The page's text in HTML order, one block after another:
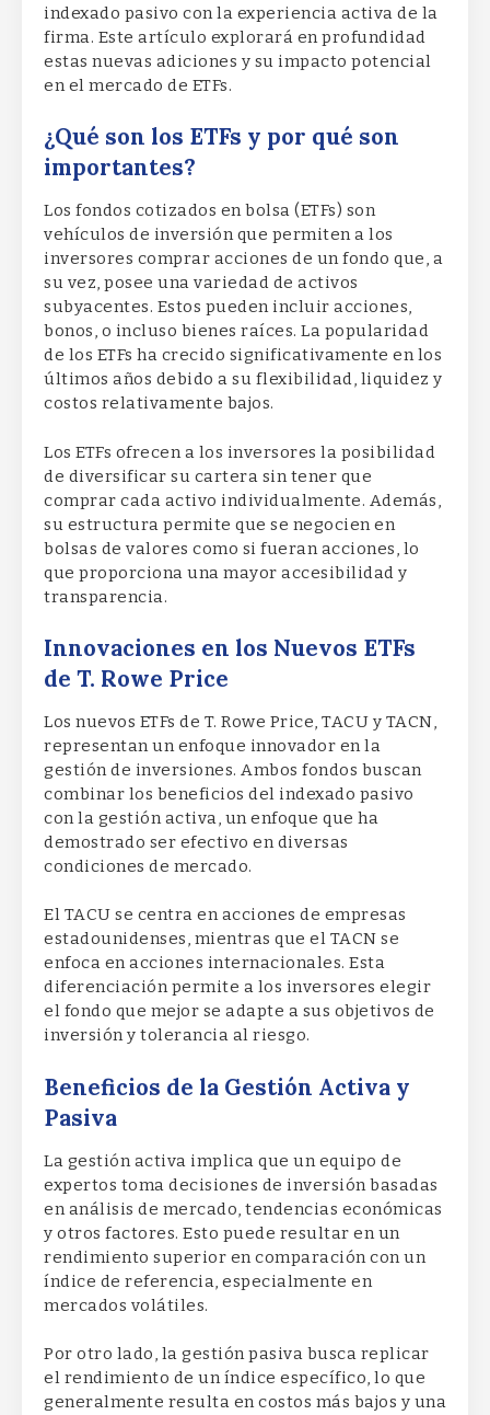
indexado pasivo con la experiencia activa de la
firma. Este artículo explorará en profundidad
estas nuevas adiciones y su impacto potencial
en el mercado de ETFs.
¿Qué son los ETFs y por qué son
importantes?
Los fondos cotizados en bolsa (ETFs) son
vehículos de inversión que permiten a los
inversores comprar acciones de un fondo que, a
su vez, posee una variedad de activos
subyacentes. Estos pueden incluir acciones,
bonos, o incluso bienes raíces. La popularidad
de los ETFs ha crecido significativamente en los
últimos años debido a su flexibilidad, liquidez y
costos relativamente bajos.
Los ETFs ofrecen a los inversores la posibilidad
de diversificar su cartera sin tener que
comprar cada activo individualmente. Además,
su estructura permite que se negocien en
bolsas de valores como si fueran acciones, lo
que proporciona una mayor accesibilidad y
transparencia.
Innovaciones en los Nuevos ETFs
de T. Rowe Price
Los nuevos ETFs de T. Rowe Price, TACU y TACN,
representan un enfoque innovador en la
gestión de inversiones. Ambos fondos buscan
combinar los beneficios del indexado pasivo
con la gestión activa, un enfoque que ha
demostrado ser efectivo en diversas
condiciones de mercado.
El TACU se centra en acciones de empresas
estadounidenses, mientras que el TACN se
enfoca en acciones internacionales. Esta
diferenciación permite a los inversores elegir
el fondo que mejor se adapte a sus objetivos de
inversión y tolerancia al riesgo.
Beneficios de la Gestión Activa y
Pasiva
La gestión activa implica que un equipo de
expertos toma decisiones de inversión basadas
en análisis de mercado, tendencias económicas
y otros factores. Esto puede resultar en un
rendimiento superior en comparación con un
índice de referencia, especialmente en
mercados volátiles.
Por otro lado, la gestión pasiva busca replicar
el rendimiento de un índice específico, lo que
generalmente resulta en costos más bajos y una